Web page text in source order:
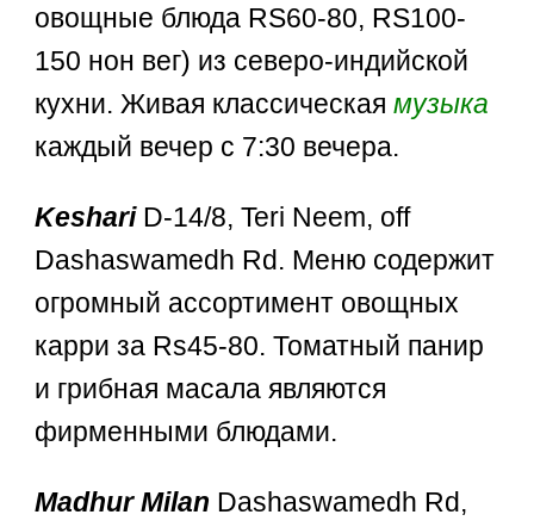
овощные блюда RS60-80, RS100-
150 нон вег) из северо-индийской
кухни. Живая классическаямузыка
каждый вечер с 7:30 вечера.
KeshariD-14/8, Teri Neem, off
Dashaswamedh Rd. Меню содержит
огромный ассортимент овощных
карри за Rs45-80. Томатный панир
и грибная масала являются
фирменными блюдами.
Madhur Milan Dashaswamedh Rd,